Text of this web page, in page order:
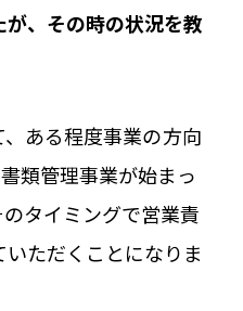
、その時の状況を教
ある程度事業の方向
類管理事業が始まっ
タイミングで営業責
ただくことになりま